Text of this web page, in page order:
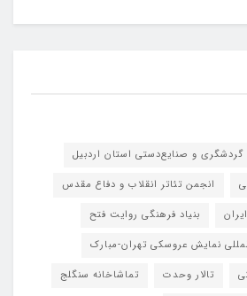
گردشگری و صنایع‌دستی استان اردبیل
انجمن تئاتر انقلاب و دفاع مقدس
بنیاد فرهنگی روایت فتح
نمایش عروسکی تهران-مبارک
تالار وحدت
تماشاخانه سنگلج